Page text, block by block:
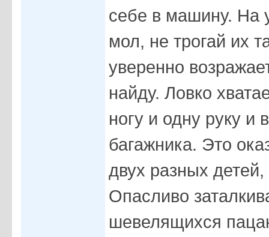
себе в машину. На
мол, не трогай их
уверенно
найду. Ловко
ногу и одну руку и
багажника. Это
двух разных
Опасливо
шевелящихся